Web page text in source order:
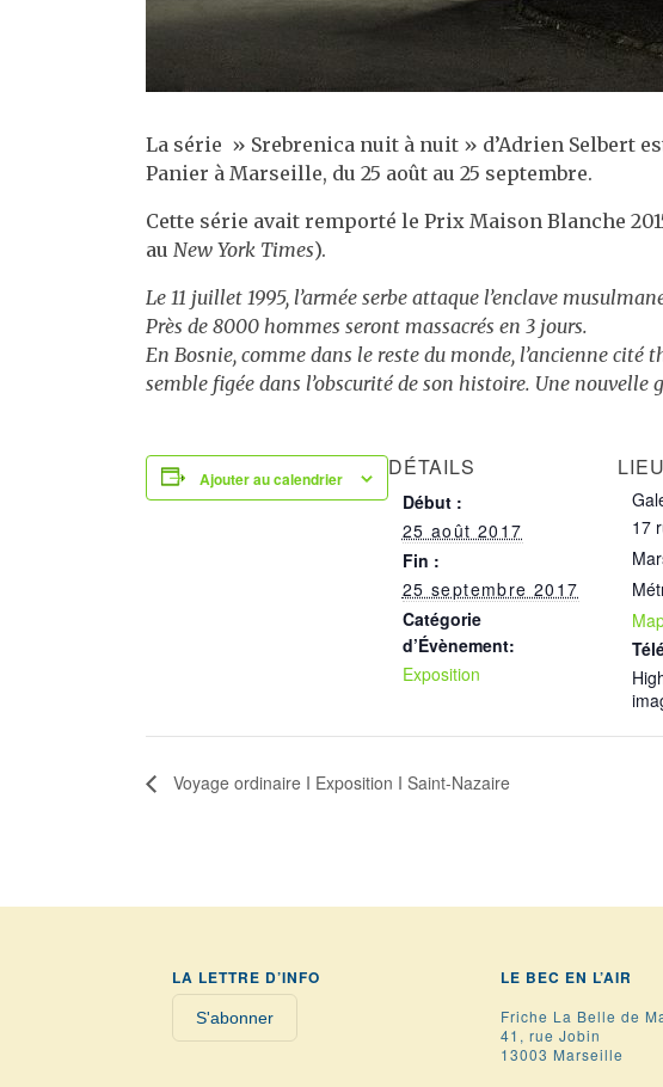
La série » Srebrenica nuit à nuit » d’Adrien Selbert
Panier à Marseille, du 25 août au 25 septembre.
Cette série avait remporté le Prix Maison Blanche
au New York Times).
Le 11 juillet 1995, l’armée serbe attaque l’enclave
Près de 8000 hommes seront massacrés en 3 jours.
En Bosnie, comme dans le reste du monde, l’ancienne cité
semble figée dans l’obscurité de son histoire. Une nouvelle
Ajouter au calendrier DÉTAILS
Début :
25 août 2017
Fin :
25 septembre 2017
Catégorie
d’Évènement:
Exposition
LIEU
17
Voyage ordinaire I Exposition I Saint-Nazaire
LA LETTRE D’INFO
S'abonner
LE BEC EN L’AIR
Friche La Belle de
41, rue Jobin
13003 Marseille